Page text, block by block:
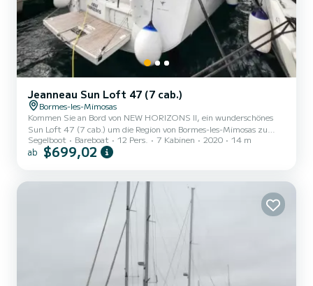
Jeanneau Sun Loft 47 (7 cab.)
Bormes-les-Mimosas
Kommen Sie an Bord von NEW HORIZONS II, ein wunderschönes
Sun Loft 47 (7 cab.) um die Region von Bormes-les-Mimosas zu
entdecken. Das Segelboot wurde 2020 gebaut und verspricht
hohen Komfort auf See. Das Boot hat 7 Kabinen mit allem Komfort
Urlaub auf dem Wasser in der Umgebung von Bormes-les-Mimosas
Segelboot Bareboat 12 Pers. 7 Kabinen 2020 14 m
ab $699,02